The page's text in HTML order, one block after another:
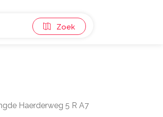
Zoek
Haerderweg 5 R A7